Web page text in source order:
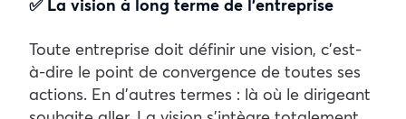
✅ La vision à long terme de l’entreprise
Toute entreprise doit définir une vision, c’est-
à-dire le point de convergence de toutes ses
actions. En d’autres termes : là où le dirigeant